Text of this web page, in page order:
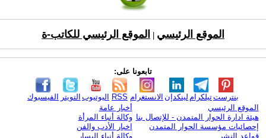
الموقع الرئيسي الموقع الرئيسي للكاتب-ة
تابعونا على:
الفيسبوك التويتر اليوتيوب RSS الانستغرام لينكدإن تيلكرامبنترست
الموقع الرئيسي
هيئة ادارة الحوار المتمدن - للإتصال بنا
إحصائيات مؤسسة الحوار المتمدن
قواعد النشر
أخبار عامة
وكالة أنباء المرأة
اخبار الأدب والفن
وكالة أنباء اليسار